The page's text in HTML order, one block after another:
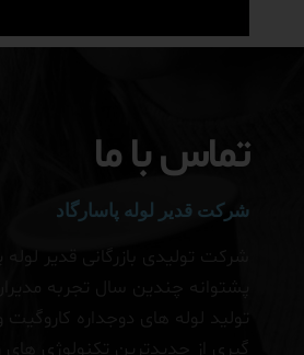
تماس با ما
شرکت قدیر لوله پاسارگاد
شرکت تولیدی بازرگانی قدیر لوله
پشتوانه چندین سال تجربه
تولید لوله های دوجداره کاروگیت
گیری از جدیدترین تکنولوژی های